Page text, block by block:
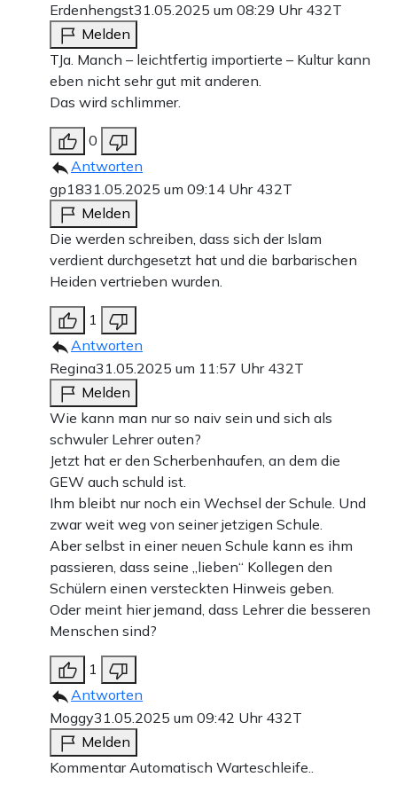
Erdenhengst31.05.2025 um 08:29 Uhr 432T
Melden
TJa. Manch – leichtfertig importierte – Kultur kann
eben nicht sehr gut mit anderen.
Das wird schlimmer.
0
Antworten
gp1831.05.2025 um 09:14 Uhr 432T
Melden
Die werden schreiben, dass sich der Islam
verdient durchgesetzt hat und die barbarischen
Heiden vertrieben wurden.
1
Antworten
Regina31.05.2025 um 11:57 Uhr 432T
Melden
Wie kann man nur so naiv sein und sich als
schwuler Lehrer outen?
Jetzt hat er den Scherbenhaufen, an dem die
GEW auch schuld ist.
Ihm bleibt nur noch ein Wechsel der Schule. Und
zwar weit weg von seiner jetzigen Schule.
Aber selbst in einer neuen Schule kann es ihm
passieren, dass seine „lieben“ Kollegen den
Schülern einen versteckten Hinweis geben.
Oder meint hier jemand, dass Lehrer die besseren
Menschen sind?
1
Antworten
Moggy31.05.2025 um 09:42 Uhr 432T
Melden
Kommentar Automatisch Warteschleife..